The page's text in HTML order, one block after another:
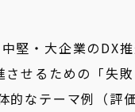
堅・大企業のDX
させるための「失
的なテーマ例（評